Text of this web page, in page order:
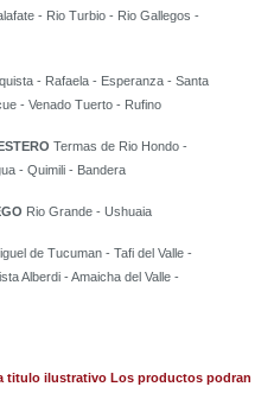
- Rio Turbio - Rio Gallegos -
- Rafaela - Esperanza - Santa
- Venado Tuerto - Rufino
Termas de Rio Hondo -
- Quimili - Bandera
Rio Grande - Ushuaia
de Tucuman - Tafi del Valle -
Alberdi - Amaicha del Valle -
titulo ilustrativo Los productos podran